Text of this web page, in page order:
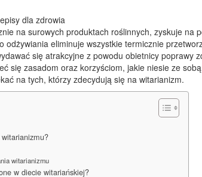
na surowych produktach roślinnych, zyskuje na
odżywiania eliminuje wszystkie termicznie
się atrakcyjne z powodu obietnicy poprawy
się zasadom oraz korzyściom, jakie niesie ze
na tych, którzy zdecydują się na witarianizm.
witarianizmu
w diecie witariańskiej?